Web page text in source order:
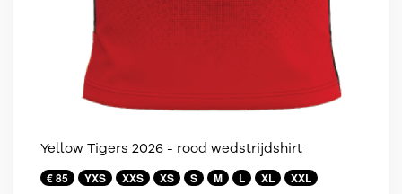
Yellow Tigers 2026 - rood wedstrijdshirt
€ 85 YXS XXS XS S M L XL XXL